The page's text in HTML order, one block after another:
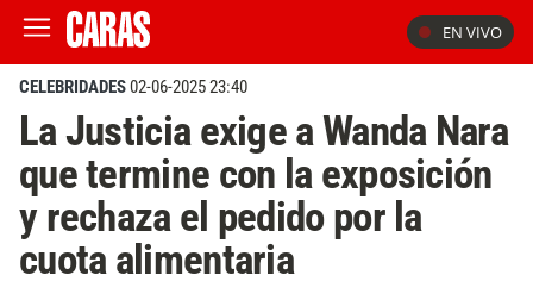
EN VIVO
CELEBRIDADES02-06-2025 23:40
La Justicia exige a Wanda Nara
que termine con la exposición
y rechaza el pedido por la
cuota alimentaria